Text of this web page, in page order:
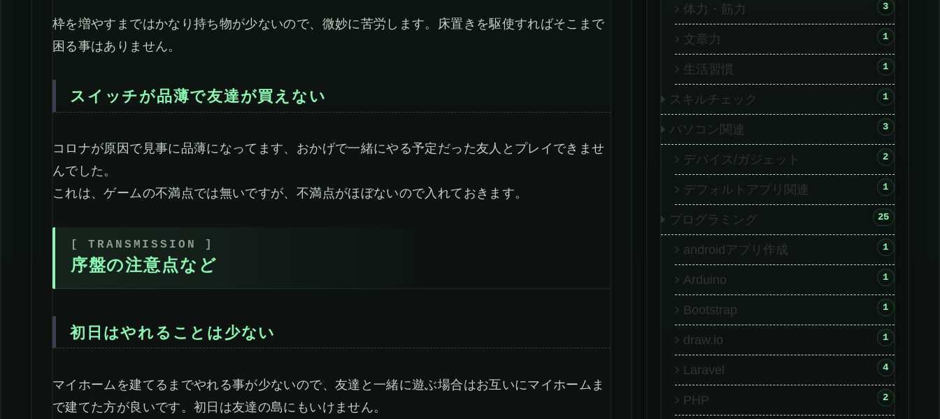
枠を増やすまではかなり持ち物が少ないので、微妙に苦労します。床置きを駆使すればそこまで
困る事はありません。
スイッチが品薄で友達が買えない
コロナが原因で見事に品薄になってます、おかげで一緒にやる予定だった友人とプレイできませ
んでした。
これは、ゲームの不満点では無いですが、不満点がほぼないので入れておきます。
序盤の注意点など
初日はやれることは少ない
マイホームを建てるまでやれる事が少ないので、友達と一緒に遊ぶ場合はお互いにマイホームま
で建てた方が良いです。初日は友達の島にもいけません。
体力・筋力 3
文章力 1
生活習慣 1
スキルチェック 1
パソコン関連 3
デバイス/ガジェット 2
デフォルトアプリ関連 1
プログラミング 25
androidアプリ作成 1
Arduino 1
Bootstrap 1
draw.io 1
Laravel 4
PHP 2